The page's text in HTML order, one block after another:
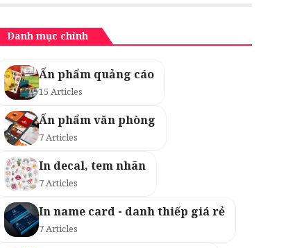
Danh mục chính
Ấn phẩm quảng cáo
15 Articles
Ấn phẩm văn phòng
7 Articles
In decal, tem nhãn
7 Articles
In name card - danh thiếp giá rẻ
7 Articles